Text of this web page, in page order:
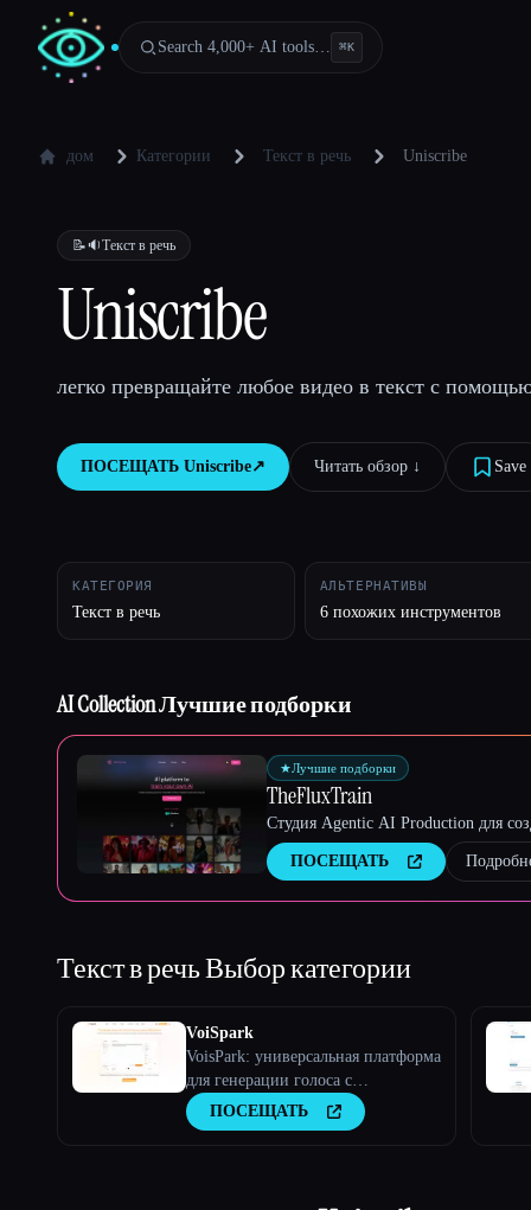
Search 4,000+ AI tools… ⌘K
дом Категории Текст в речь Uniscribe
📝🔉Текст в речь
Uniscribe
легко превращайте любое видео в текст с
ПОСЕЩАТЬ Uniscribe↗︎ Читать обзор ↓︎ Save
КАТЕГОРИЯ
Текст в речь
АЛЬТЕРНАТИВЫ
6 похожих инструментов
AI Collection Лучшие подборки
★Лучшие подборки
TheFluxTrain
Студия Agentic AI Production для
ПОСЕЩАТЬ
Текст в речьВыбор категории
VoiSpark
VoisPark: универсальная платформа
для генерации голоса с
искусственным интеллектом |
Преобразование текста в речь и
ПОСЕЩАТЬ